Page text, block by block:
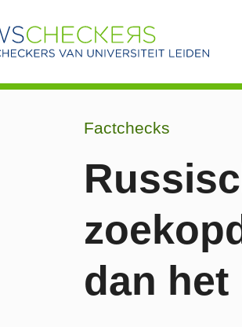
Factchecks
dan